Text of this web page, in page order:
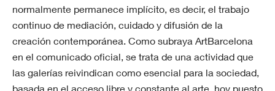
normalmente permanece implícito, es decir, el trabajo
continuo de mediación, cuidado y difusión de la
creación contemporánea. Como subraya ArtBarcelona
en el comunicado oficial, se trata de una actividad que
las galerías reivindican como esencial para la sociedad,
basada en el acceso libre y constante al arte, hoy puesto